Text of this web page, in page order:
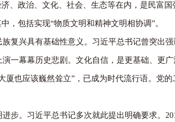
政治、文化、社会、生态等在内，是民富
，包括实现“物质文明和精神文明相协调”。
兴具有基础性意义。习近平总书记曾突出
一幕幕历史悲剧。文化自信，是更基础、更
也应该巍然耸立”，已成为时代流行语。党
。习近平总书记多次就此提出明确要求。